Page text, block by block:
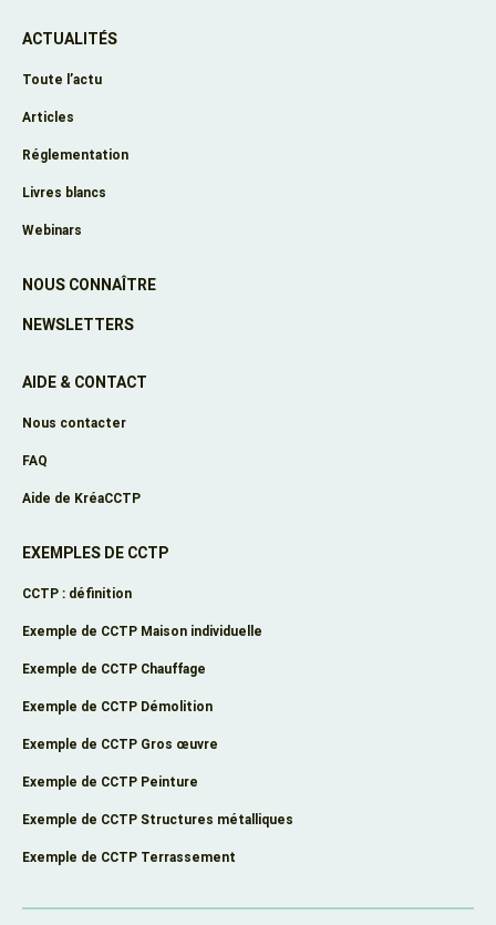
ACTUALITÉS
Toute l’actu
Articles
Réglementation
Livres blancs
Webinars
NOUS CONNAÎTRE
NEWSLETTERS
AIDE & CONTACT
Nous contacter
FAQ
Aide de KréaCCTP
EXEMPLES DE CCTP
CCTP : définition
Exemple de CCTP Maison individuelle
Exemple de CCTP Chauffage
Exemple de CCTP Démolition
Exemple de CCTP Gros œuvre
Exemple de CCTP Peinture
Exemple de CCTP Structures métalliques
Exemple de CCTP Terrassement